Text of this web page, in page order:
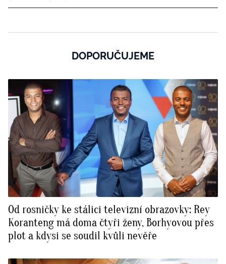
DOPORUČUJEME
Od rosničky ke stálici televizní obrazovky: Rey
Koranteng má doma čtyři ženy, Borhyovou přes
plot a kdysi se soudil kvůli nevěře